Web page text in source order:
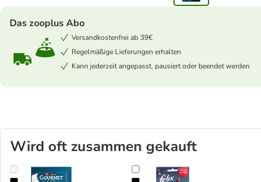
Das zooplus Abo
Versandkostenfrei ab 39€
Regelmäßige Lieferungen erhalten
Kann jederzeit angepasst, pausiert oder beendet werden
Wird oft zusammen gekauft